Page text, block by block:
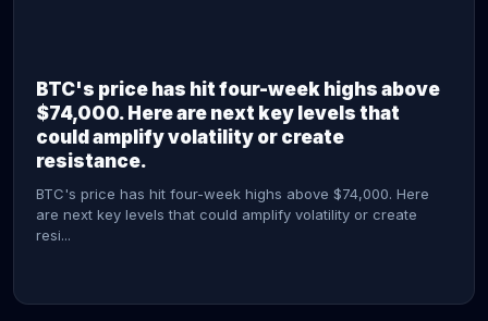
BTC's price has hit four-week highs above
$74,000. Here are next key levels that
could amplify volatility or create
resistance.
BTC's price has hit four-week highs above $74,000. Here
are next key levels that could amplify volatility or create
resi...